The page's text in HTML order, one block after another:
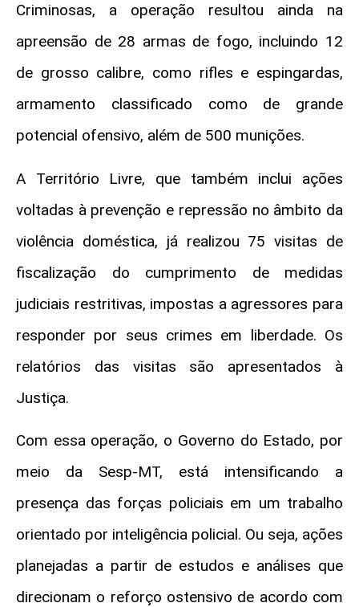
Criminosas, a operação resultou ainda na
apreensão de 28 armas de fogo, incluindo 12
de grosso calibre, como rifles e espingardas,
armamento classificado como de grande
potencial ofensivo, além de 500 munições.
A Território Livre, que também inclui ações
voltadas à prevenção e repressão no âmbito da
violência doméstica, já realizou 75 visitas de
fiscalização do cumprimento de medidas
judiciais restritivas, impostas a agressores para
responder por seus crimes em liberdade. Os
relatórios das visitas são apresentados à
Justiça.
Com essa operação, o Governo do Estado, por
meio da Sesp-MT, está intensificando a
presença das forças policiais em um trabalho
orientado por inteligência policial. Ou seja, ações
planejadas a partir de estudos e análises que
direcionam o reforço ostensivo de acordo com